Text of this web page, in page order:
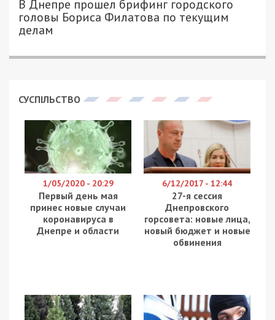
26/02/2022 - 17:24
ПЕТРО ЩУКІН - СПЕЦИАЛЬНО ДЛЯ
2667
Судя по всему, у оккупантов уже начинают
этом сообщают в Генеральном штабе
Согласно информации Военно-морских сил
Украины в акватории Черного моря корабль ЧФ
РФ “дружественным огнем” уничтожил свой
военный самолет. Верной дорогой идут наши
враги, нашим военным меньше работы останется,
да и “Стингеров” меньше потратят.